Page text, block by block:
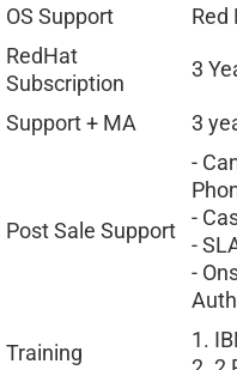
OS Support
RedHat
Subscription
3
Support + MA 3
Post Sale Support
-
-
-
-
Training
1.